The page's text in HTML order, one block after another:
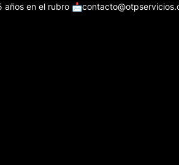
años en el rubro